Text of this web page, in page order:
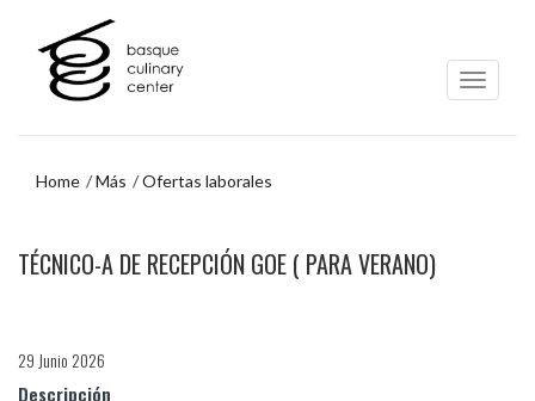
contenido
principal
navegación
Home Más Ofertas laborales
TÉCNICO-A DE RECEPCIÓN GOE ( PARA VERANO)
29 Junio 2026
Descripción